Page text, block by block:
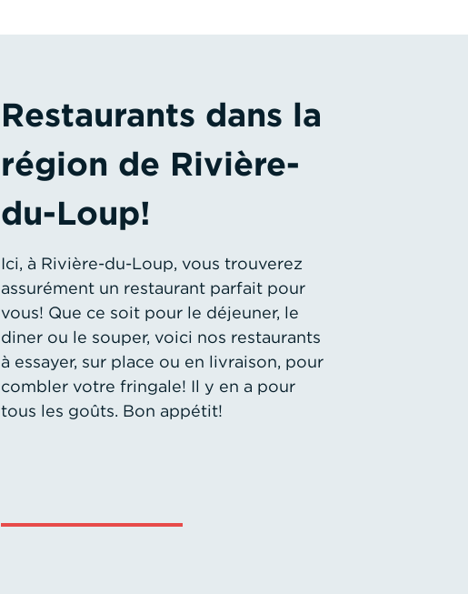
Restaurants dans la
région de Rivière-
du-Loup!
Ici, à Rivière-du-Loup, vous trouverez
assurément un restaurant parfait pour
vous! Que ce soit pour le déjeuner, le
diner ou le souper, voici nos restaurants
à essayer, sur place ou en livraison, pour
combler votre fringale! Il y en a pour
tous les goûts. Bon appétit!